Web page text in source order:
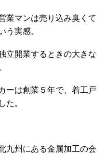
業マンは売り込み臭くて
う実感。
立開業するときの大きな
ーは創業５年で、着工戸
た。
九州にある金属加工の会